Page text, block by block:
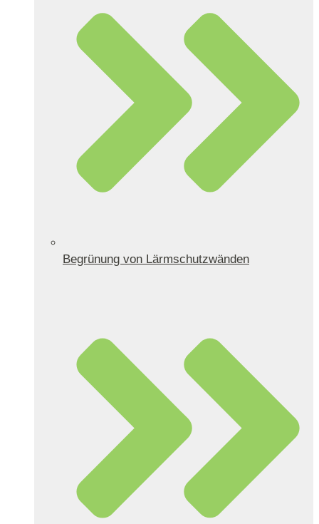
Begrünung von Lärmschutzwänden